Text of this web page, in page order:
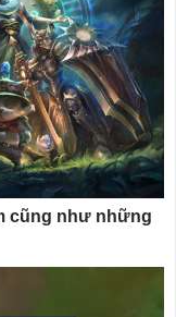
cũng như những